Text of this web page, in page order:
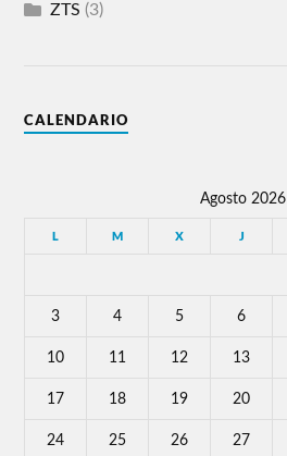
ZTS (3)
CALENDARIO
Agosto 2026
L M X J
3 4 5 6
10 11 12 13
17 18 19 20
24 25 26 27